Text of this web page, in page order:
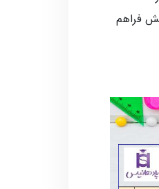
فراهم